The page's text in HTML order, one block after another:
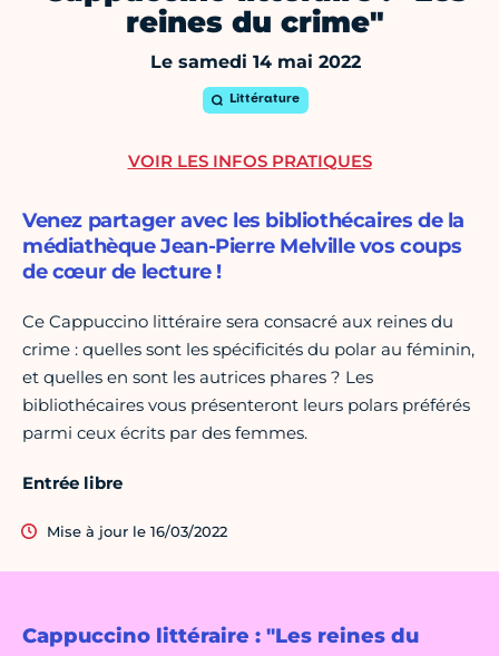
reines du crime"
Le samedi 14 mai 2022
Littérature
Cappuccino littéraire : "Les reines du
Venez partager avec les bibliothécaires de la
médiathèque Jean-Pierre Melville vos coups
de cœur de lecture !
Ce Cappuccino littéraire sera consacré aux reines du
crime : quelles sont les spécificités du polar au féminin,
et quelles en sont les autrices phares ? Les
bibliothécaires vous présenteront leurs polars préférés
parmi ceux écrits par des femmes.
Entrée libre
Mise à jour le 16/03/2022
VOIR LES INFOS PRATIQUES